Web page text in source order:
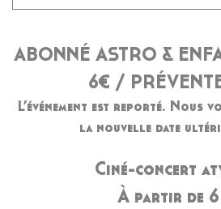
ABONNÉ ASTRO &
6€ /
L’événement est reporté. Nous
la nouvelle date
Ciné-concert
À partir de 6